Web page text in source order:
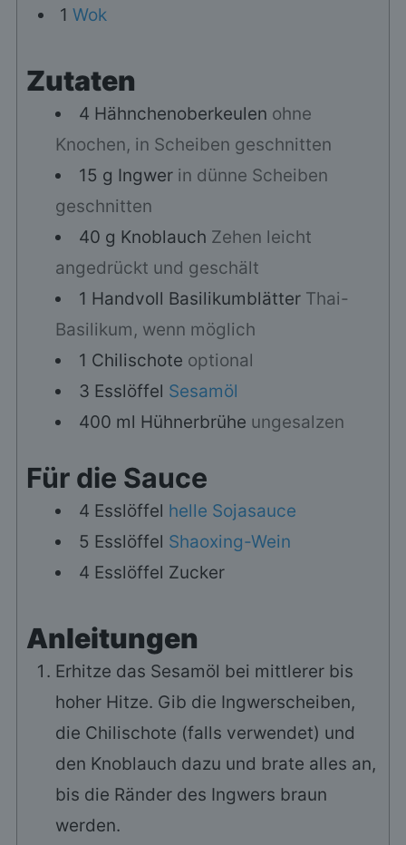
1 Wok
Zutaten
4 Hähnchenoberkeulen ohne
Knochen, in Scheiben geschnitten
15 g Ingwer in dünne Scheiben
geschnitten
40 g Knoblauch Zehen leicht
angedrückt und geschält
1 Handvoll Basilikumblätter Thai-
Basilikum, wenn möglich
1 Chilischote optional
3 Esslöffel Sesamöl
400 ml Hühnerbrühe ungesalzen
Für die Sauce
4 Esslöffel helle Sojasauce
5 Esslöffel Shaoxing-Wein
4 Esslöffel Zucker
Anleitungen
Erhitze das Sesamöl bei mittlerer bis
hoher Hitze. Gib die Ingwerscheiben,
die Chilischote (falls verwendet) und
den Knoblauch dazu und brate alles an,
bis die Ränder des Ingwers braun
werden.